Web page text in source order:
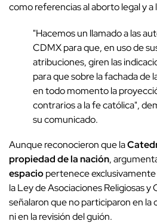
como referencias al aborto legal y a
"Hacemos un llamado a las
CDMX para que, en uso de
atribuciones, giren las
para que sobre la fachada de
en todo momento la
contrarios a la fe católica",
su comunicado.
Aunque reconocieron que la
propiedad de la nación,
espaciopertenece
la Ley de Asociaciones Religiosas
señalaron que no participaron en la
ni en la revisión del guión.